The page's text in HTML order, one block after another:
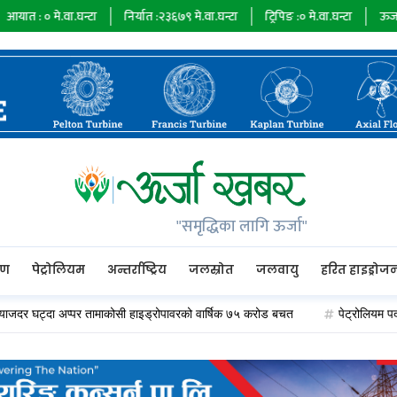
निर्यात :२३६७९ मे.वा.घन्टा ट्रिपिङ :०मे.वा.घन्टा ऊर्जा माग : ७३४८५
"समृद्धिका लागि ऊर्जा"
पेट्रोलियम अन्तर्राष्ट्रिय जलस्रोत जलवायु हरित
अप्पर तामाकोसी हाइड्रोपावरको वार्षिक ७५ करोड बचत पेट्रोलियम पदार्थको